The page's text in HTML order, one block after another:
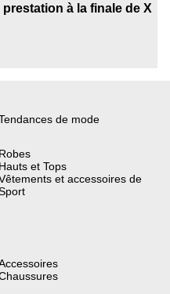
à la finale de X
de mode
Robes
Hauts et Tops
et accessoires de